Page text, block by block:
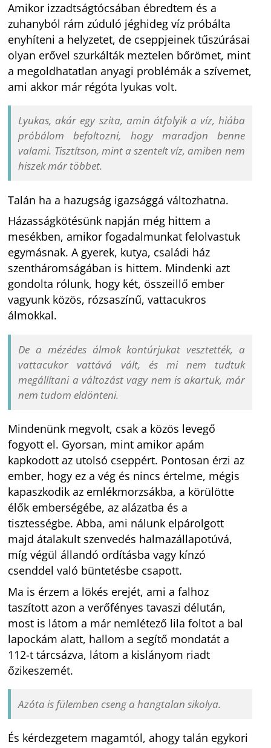
Amikor izzadtságtócsában ébredtem és a
zuhanyból rám zúduló jéghideg víz próbálta
enyhíteni a helyzetet, de cseppjeinek tűszúrásai
olyan erővel szurkálták meztelen bőrömet, mint
a megoldhatatlan anyagi problémák a szívemet,
ami akkor már régóta lyukas volt.
Lyukas, akár egy szita, amin átfolyik a víz, hiába
próbálom befoltozni, hogy maradjon benne
valami. Tisztítson, mint a szentelt víz, amiben nem
hiszek már többet.
Talán ha a hazugság igazsággá változhatna.
Házasságkötésünk napján még hittem a
mesékben, amikor fogadalmunkat felolvastuk
egymásnak. A gyerek, kutya, családi ház
szentháromságában is hittem. Mindenki azt
gondolta rólunk, hogy két, összeillő ember
vagyunk közös, rózsaszínű, vattacukros
álmokkal.
De a mézédes álmok kontúrjukat vesztették, a
vattacukor vattává vált, és mi nem tudtuk
megállítani a változást vagy nem is akartuk, már
nem tudom eldönteni.
Mindenünk megvolt, csak a közös levegő
fogyott el. Gyorsan, mint amikor apám
kapkodott az utolsó cseppért. Pontosan érzi az
ember, hogy ez a vég és nincs értelme, mégis
kapaszkodik az emlékmorzsákba, a körülötte
élők emberségébe, az alázatba és a
tisztességbe. Abba, ami nálunk elpárolgott
majd átalakult szenvedés halmazállapotúvá,
míg végül állandó ordításba vagy kínzó
csenddel való büntetésbe csapott.
Ma is érzem a lökés erejét, ami a falhoz
taszított azon a verőfényes tavaszi délután,
most is látom a már nemlétező lila foltot a bal
lapockám alatt, hallom a segítő mondatát a
112-t tárcsázva, látom a kislányom riadt
őzikeszemét.
Azóta is fülemben cseng a hangtalan sikolya.
És kérdezgetem magamtól, ahogy talán egykori